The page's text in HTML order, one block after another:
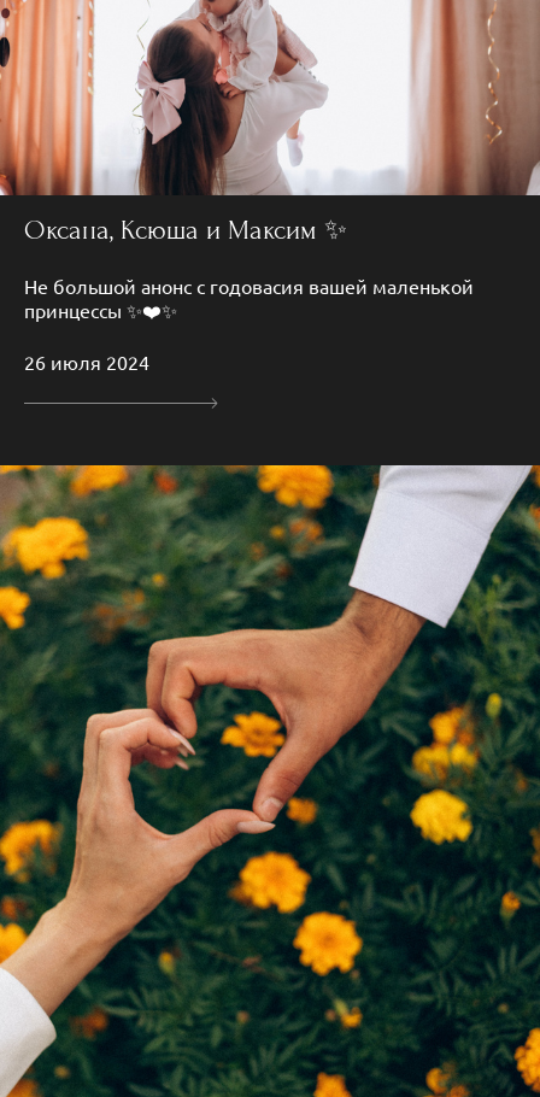
Оксана, Ксюша и Максим ✨
Не большой анонс с годовасия вашей маленькой
принцессы ✨❤️✨
26 июля 2024